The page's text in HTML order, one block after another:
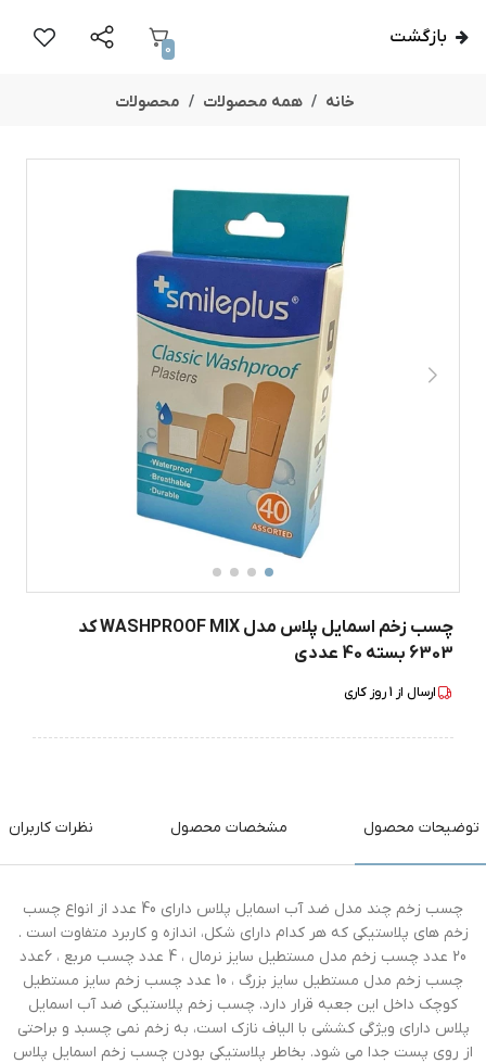
بازگشت
0
خانه همه محصولات محصولات
چسب زخم اسمایل پلاس مدل WASHPROOF MIX کد
6303 بسته 40 عددی
ارسال از 1روز کاری
توضیحات محصول مشخصات محصول نظرات کاربران
چسب زخم چند مدل ضد آب اسمایل پلاس دارای 40 عدد از انواع چسب
زخم های پلاستیکی که هر کدام دارای شکل، اندازه و کاربرد متفاوت است .
20 عدد چسب زخم مدل مستطیل سایز نرمال ، 4 عدد چسب مربع ، 6عدد
چسب زخم مدل مستطیل سایز بزرگ ، 10 عدد چسب زخم سایز مستطیل
کوچک داخل این جعبه قرار دارد. چسب زخم پلاستیکی ضد آب اسمایل
پلاس دارای ویژگی کششی با الیاف نازک است، به زخم نمی چسبد و براحتی
از روی پست جدا می شود. بخاطر پلاستیکی بودن چسب زخم اسمایل پلاس